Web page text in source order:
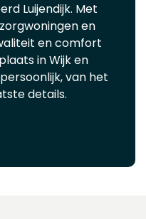
Luijendijk. Met
en
en comfort
in Wijk en
van het
details.